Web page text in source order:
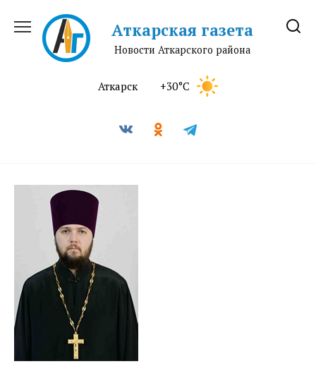
содержанию
Аткарская газета
Новости Аткарского района
Аткарск +30°C